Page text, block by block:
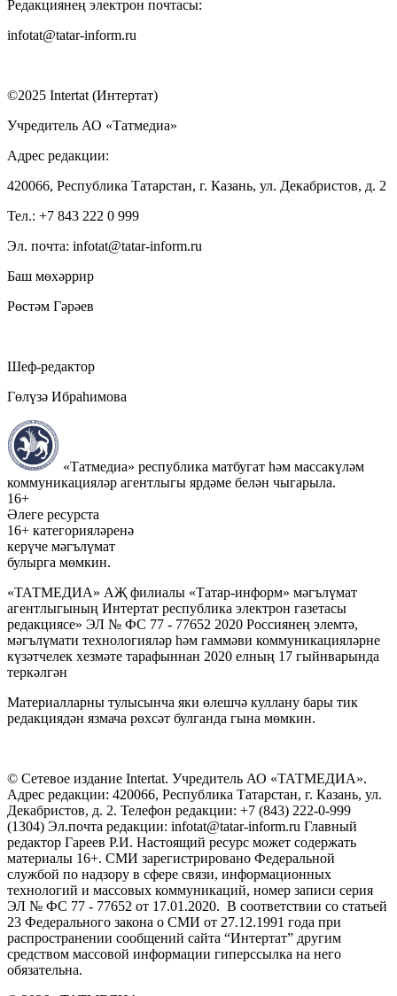
Редакциянең электрон почтасы:
infotat@tatar-inform.ru
©2025 Intertat (Интертат)
Учредитель АО «Татмедиа»
Адрес редакции:
420066, Республика Татарстан, г. Казань, ул. Декабристов, д. 2
Тел.: +7 843 222 0 999
Эл. почта: infotat@tatar-inform.ru
Баш мөхәррир
Рөстәм Гәрәев
Шеф-редактор
Гөлүзә Ибраһимова
«Татмедиа» республика матбугат һәм массакүләм
коммуникацияләр агентлыгы ярдәме белән чыгарыла.
16+
Әлеге ресурста
16+ категорияләренә
керүче мәгълүмат
булырга мөмкин.
«ТАТМЕДИА» АҖ филиалы «Татар-информ» мәгълүмат
агентлыгының Интертат республика электрон газетасы
редакциясе» ЭЛ № ФС 77 - 77652 2020 Россиянең элемтә,
мәгълүмати технологияләр һәм гаммәви коммуникацияләрне
күзәтчелек хезмәте тарафыннан 2020 елның 17 гыйнварында
теркәлгән
Материалларны тулысынча яки өлешчә куллану бары тик
редакциядән язмача рөхсәт булганда гына мөмкин.
© Сетевое издание Intertat. Учредитель АО «ТАТМЕДИА».
Адрес редакции: 420066, Республика Татарстан, г. Казань, ул.
Декабристов, д. 2. Телефон редакции: +7 (843) 222-0-999
(1304) Эл.почта редакции: infotat@tatar-inform.ru Главный
редактор Гареев Р.И. Настоящий ресурс может содержать
материалы 16+. СМИ зарегистрировано Федеральной
службой по надзору в сфере связи, информационных
технологий и массовых коммуникаций, номер записи серия
ЭЛ № ФС 77 - 77652 от 17.01.2020. В соответствии со статьей
23 Федерального закона о СМИ от 27.12.1991 года при
распространении сообщений сайта “Интертат” другим
средством массовой информации гиперссылка на него
обязательна.